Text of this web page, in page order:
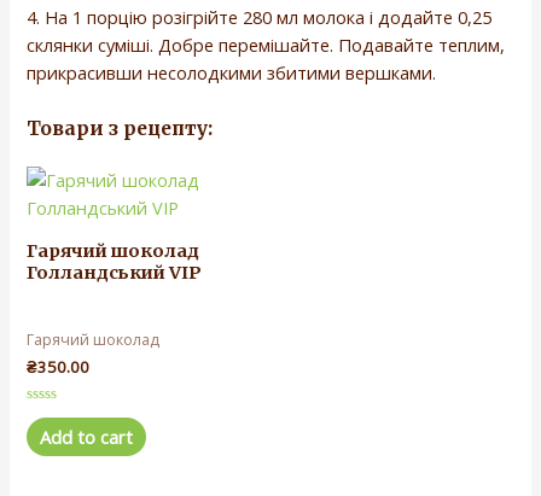
4. На 1 порцію розігрійте 280 мл молока і додайте 0,25
склянки суміші. Добре перемішайте. Подавайте теплим,
прикрасивши несолодкими збитими вершками.
Товари з рецепту:
Гарячий шоколад
Голландський VIP
Гарячий шоколад
₴350.00
R
a
t Add to cart